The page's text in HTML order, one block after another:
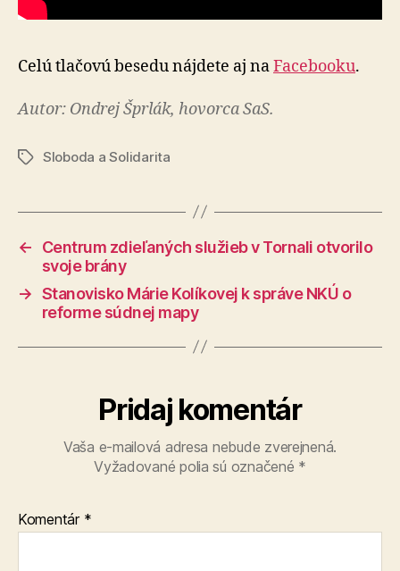
Celú tlačovú besedu nájdete aj naFacebooku.
Autor: Ondrej Šprlák, hovorca SaS.
ZnačkySloboda a Solidarita
←
Centrum zdieľaných služieb v Tornali otvorilo
svoje brány
→ Stanovisko Márie Kolíkovej k správe NKÚ o
reforme súdnej mapy
Pridaj komentár
Vaša e-mailová adresa nebude zverejnená.
Vyžadované polia sú označené *
Komentár *